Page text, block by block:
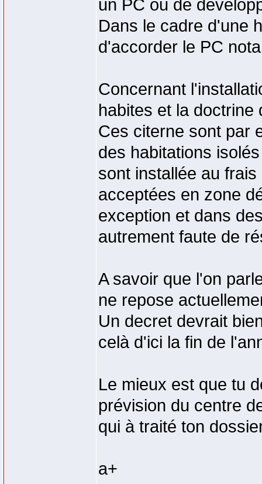
un PC ou de
Dans le cadre d'une
d'accorder le PC
Concernant
habites et la doctrine
Ces citerne sont par
des habitations
sont installée au
acceptées en zone
exception et dans
autrement faute de
A savoir que l'on
ne repose
Un decret devrait
celà d'ici la fin de
Le mieux est que tu
prévision du centre
qui à traité ton
a+